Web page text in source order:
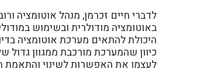
באוטומציה מודולרית ובשימוש
היכולת להתאים מערכת אוטומציה
כיוון שהמערכת מורכבת ממגוון
לעצמו את האפשרות לשינוי והתאמת